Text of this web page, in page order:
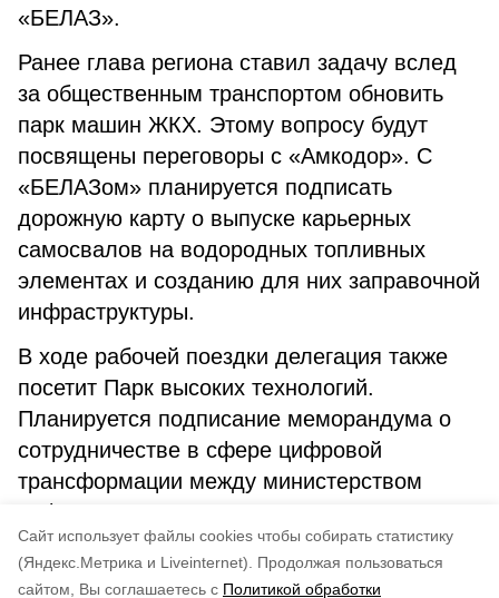
Cайт использует файлы cookies чтобы собирать статистику
(Яндекс.Метрика и Liveinternet).
Продолжая пользоваться
сайтом, Вы соглашаетесь с Политикой обработки
«БЕЛАЗ».
Ранее глава региона ставил задачу вслед
за общественным транспортом обновить
парк машин ЖКХ. Этому вопросу будут
посвящены переговоры с «Амкодор». С
«БЕЛАЗом» планируется подписать
дорожную карту о выпуске карьерных
самосвалов на водородных топливных
элементах и созданию для них заправочной
инфраструктуры.
В ходе рабочей поездки делегация также
посетит Парк высоких технологий.
Планируется подписание меморандума о
сотрудничестве в сфере цифровой
трансформации между министерством
цифрового и технологического развития
Сахалинской области и белорусским
Центром цифрового развития.